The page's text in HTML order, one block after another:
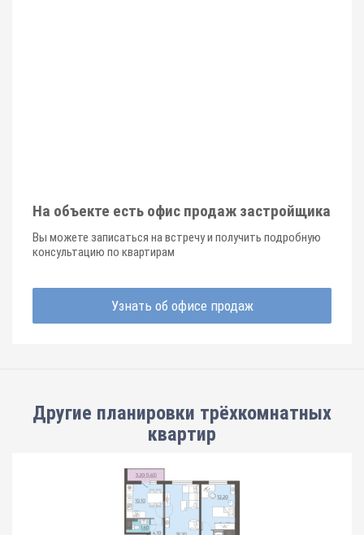
На объекте есть офис продаж застройщика
Вы можете записаться на встречу и получить подробную
консультацию по квартирам
Узнать об офисе продаж
Другие планировки трёхкомнатных
квартир